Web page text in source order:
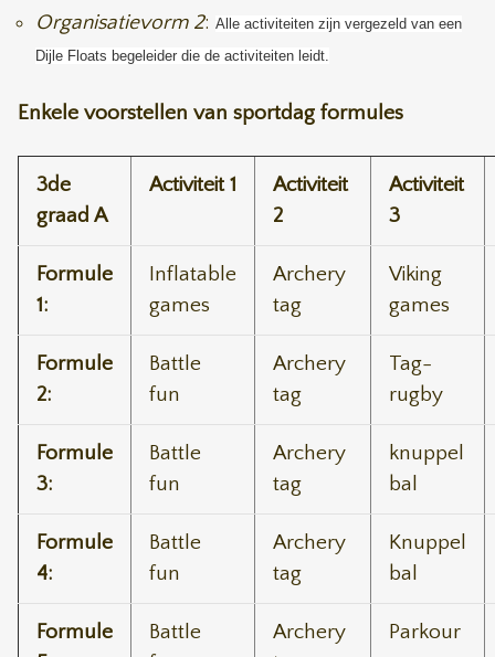
Organisatievorm 2: Alle activiteiten zijn vergezeld van een
Dijle Floats begeleider die de activiteiten leidt.
Enkele voorstellen van sportdag formules
3de
graad A
Activiteit 1
Activiteit
2
Activiteit
3
Formule
1:
Inflatable
games
Archery
tag
Viking
games
Formule
2:
Battle
fun
Archery
tag
Tag-
rugby
Formule
3:
Battle
fun
Archery
tag
knuppel
bal
Formule
4:
Battle
fun
Archery
tag
Knuppel
bal
Formule
Battle
Archery
Parkour